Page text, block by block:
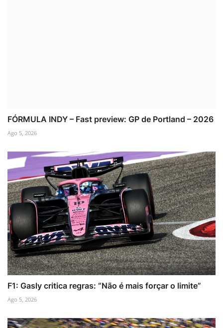
FÓRMULA INDY – Fast preview: GP de Portland – 2026
Ago 5, 2026
F1: Gasly critica regras: “Não é mais forçar o limite”
Ago 5, 2026